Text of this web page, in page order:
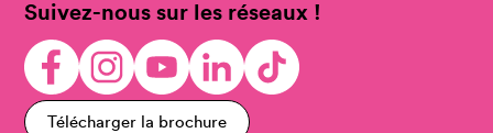
Suivez-nous sur les réseaux !
Télécharger la brochure